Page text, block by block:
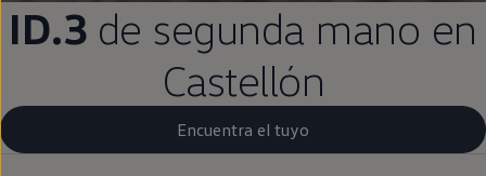
ID.3 de segunda mano en
Castellón
Encuentra el tuyo